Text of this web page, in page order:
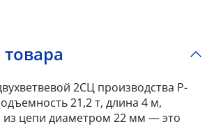
2СЦ производства Р-
21,2 т, длина 4 м,
из цепи диаметром 22 мм — это